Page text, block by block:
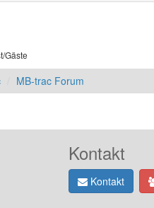
Gäste
MB-trac Forum
Kontakt
Kontakt